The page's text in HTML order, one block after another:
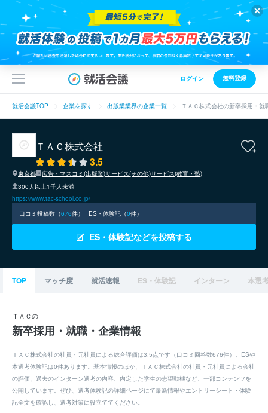
ログイン 無料登録
就活会議TOP 企業を探す 出版業業界の企業一覧 ＴＡＣ株式会社の新卒採用・就
ＴＡＣ株式会社
3.5
東京都 広告・マスコミ(出版業)サービス(その他)サービス(教育・塾)
300人以上1千人未満
https://www.tac-school.co.jp/
口コミ投稿数（676件） ES・体験記（0件）
ES・体験記などを投稿する
TOP マッチ度 就活速報 ES・体験記 インターン 本選
ＴＡＣの
新卒採用・就職・企業情報
ＴＡＣ株式会社の社員・元社員による総合評価は3.5点です（口コミ回答数676件）。ESや
本選考体験記は0件あります。基本情報のほか、ＴＡＣ株式会社の社員・元社員による会社
の評価、過去のインターン選考の内容、内定した学生の志望動機など、一部コンテンツを
公開しています。ぜひ、選考体験記の詳細ページにて最新情報やエントリーシート・体験
記全文を確認し、選考対策に役立ててください。